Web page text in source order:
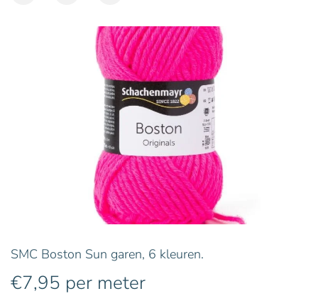
SMC Boston Sun garen, 6 kleuren.
€7,95 per meter